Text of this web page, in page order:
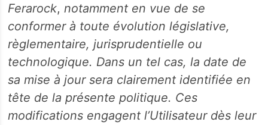
Ferarock, notamment en vue de se
conformer à toute évolution législative,
règlementaire, jurisprudentielle ou
technologique. Dans un tel cas, la date de
sa mise à jour sera clairement identifiée en
tête de la présente politique. Ces
modifications engagent l’Utilisateur dès leur